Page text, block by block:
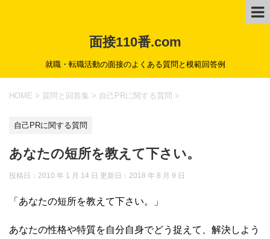
面接110番.com
就職・転職活動の面接のよくある質問と模範回答例
HOME > 質問と回答集 > 自己PRに関する質問 >
自己PRに関する質問
あなたの短所を教えて下さい。
投稿日：2010 年 1 月 14 日 更新日： 2018 年 8 月 9 日
「あなたの短所を教えて下さい。」
あなたの性格や特質を自分自身でどう捉えて、解決しよう